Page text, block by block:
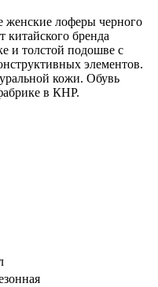
женские лоферы черного
китайского бренда
и толстой подошве с
элементов.
кожи. Обувь
в КНР.